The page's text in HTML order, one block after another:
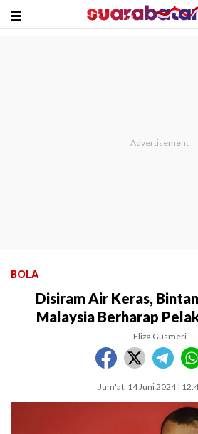
BOLA
Disiram Air Keras,
Malaysia Berharap
Eliza Gusmeri
Jum'at, 14 Juni 2024 |